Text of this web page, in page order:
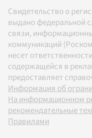
Свидетельство о
выдано федеральной
связи,
коммуникаций
несет
содержащейся в
предоставляет
Информация об
На информационном
рекомендательные
Правилами